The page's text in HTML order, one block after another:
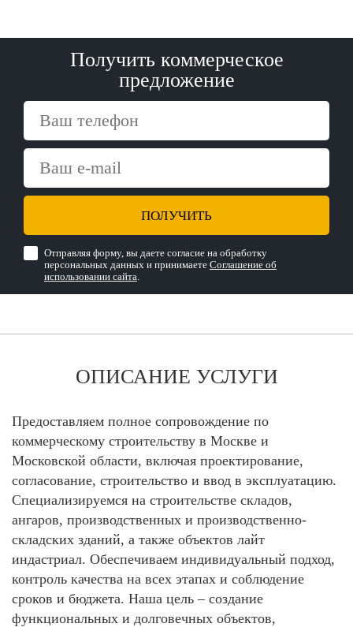
Получить коммерческое
предложение
ПОЛУЧИТЬ
Отправляя форму, вы даете согласие на обработку
персональных данных и принимаете Соглашение об
использовании сайта.
ОПИСАНИЕ УСЛУГИ
Предоставляем полное сопровождение по
коммерческому строительству в Москве и
Московской области, включая проектирование,
согласование, строительство и ввод в эксплуатацию.
Специализируемся на строительстве складов,
ангаров, производственных и производственно-
складских зданий, а также объектов лайт
индастриал. Обеспечиваем индивидуальный подход,
контроль качества на всех этапах и соблюдение
сроков и бюджета. Наша цель – создание
функциональных и долговечных объектов,